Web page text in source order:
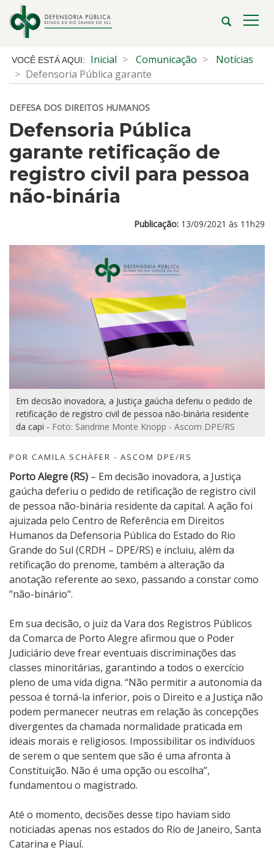
para
para
menu
para
busca
Abrir
Início
conteúdo
Inicial Comunicação
Notícias
Defensoria Pública garante
DEFESA DOS DIREITOS HUMANOS
Defensoria Pública
garante retificação de
registro civil para pessoa
não-binária
Publicação: 13/09/2021 às 11h29
Em decisão inovadora, a Justiça gaúcha deferiu o pedido de
retificação de registro civil de pessoa não-binária residente
da capi - Foto: Sandrine Monte Knopp - Ascom DPE/RS
POR CAMILA SCHÄFER - ASCOM DPE/RS
Porto Alegre (RS) – Em decisão inovadora, a Justiça
gaúcha deferiu o pedido de retificação de registro civil
de pessoa não-binária residente da capital. A ação foi
ajuizada pelo Centro de Referência em Direitos
Humanos da Defensoria Pública do Estado do Rio
Grande do Sul (CRDH – DPE/RS) e incluiu, além da
retificação do prenome, também a alteração da
anotação referente ao sexo, passando a constar como
"não-binário".
Em sua decisão, o juiz da Vara dos Registros Públicos
da Comarca de Porto Alegre afirmou que o Poder
Judiciário deve frear eventuais discriminações das
classes minoritárias, garantindo a todos o exercício
pleno de uma vida digna. “Não permitir a autonomia da
pessoa é torná-la inferior, pois o Direito e a Justiça não
podem permanecer neutras em relação às concepções
divergentes da chamada normalidade praticada em
ideais morais e religiosos. Impossibilitar os indivíduos
de serem o que sentem que são é uma afronta à
Constituição. Não é uma opção ou escolha”,
fundamentou o magistrado.
Até o momento, decisões desse tipo haviam sido
noticiadas apenas nos estados do Rio de Janeiro, Santa
Catarina e Piauí.